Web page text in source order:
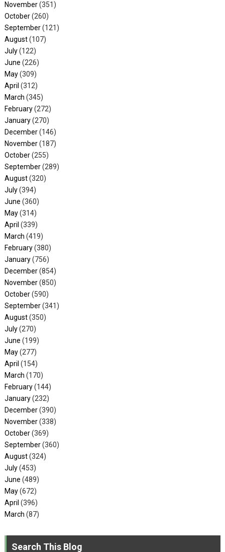
November(351)
October(260)
September(121)
August(107)
July(122)
June (226)
May(309)
April (312)
March (345)
February(272)
January(270)
December(146)
November(187)
October(255)
September(289)
August(320)
July(394)
June (360)
May(314)
April (339)
March (419)
February(380)
January(756)
December(854)
November(850)
October(590)
September(341)
August(350)
July(270)
June (199)
May(277)
April (154)
March (170)
February(144)
January(232)
December(390)
November(338)
October(369)
September(360)
August(324)
July(453)
June (489)
May(672)
April (396)
March (87)
Search This Blog